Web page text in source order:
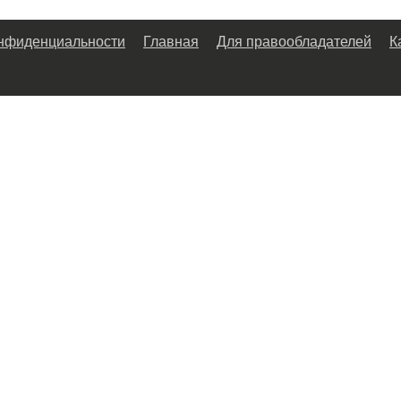
Для правообладателей
Главная